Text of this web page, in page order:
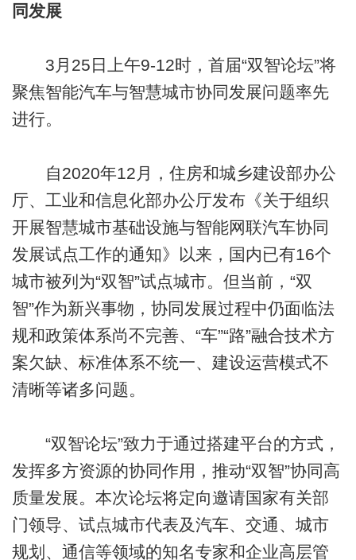
同发展
3月25日上午9-12时，首届“双智论坛”将
聚焦智能汽车与智慧城市协同发展问题率先
进行。
自2020年12月，住房和城乡建设部办公
厅、工业和信息化部办公厅发布《关于组织
开展智慧城市基础设施与智能网联汽车协同
发展试点工作的通知》以来，国内已有16个
城市被列为“双智”试点城市。但当前，“双
智”作为新兴事物，协同发展过程中仍面临法
规和政策体系尚不完善、“车”“路”融合技术方
案欠缺、标准体系不统一、建设运营模式不
清晰等诸多问题。
“双智论坛”致力于通过搭建平台的方式，
发挥多方资源的协同作用，推动“双智”协同高
质量发展。本次论坛将定向邀请国家有关部
门领导、试点城市代表及汽车、交通、城市
规划、通信等领域的知名专家和企业高层管